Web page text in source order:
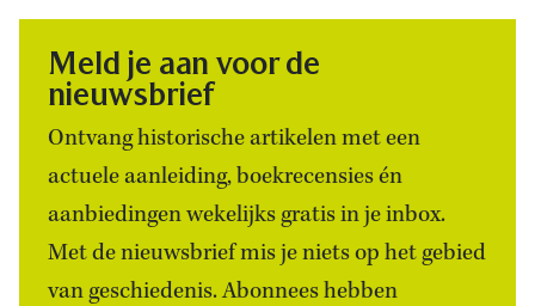
Meld je aan voor de
nieuwsbrief
Ontvang historische artikelen met een
actuele aanleiding, boekrecensies én
aanbiedingen wekelijks gratis in je inbox.
Met de nieuwsbrief mis je niets op het gebied
van geschiedenis. Abonnees hebben